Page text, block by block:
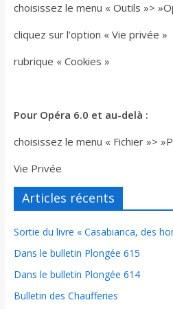
choisissez le menu « Outils »>
cliquez sur l’option « Vie privée »
rubrique « Cookies »
Pour Opéra 6.0 et au-delà :
choisissez le menu « Fichier »>
Vie Privée
Articles récents
Sortie du livre « Casabianca, des
Dans le bulletin Plongée 615
Dans le bulletin Plongée 614
Bulletin des Chaufferies